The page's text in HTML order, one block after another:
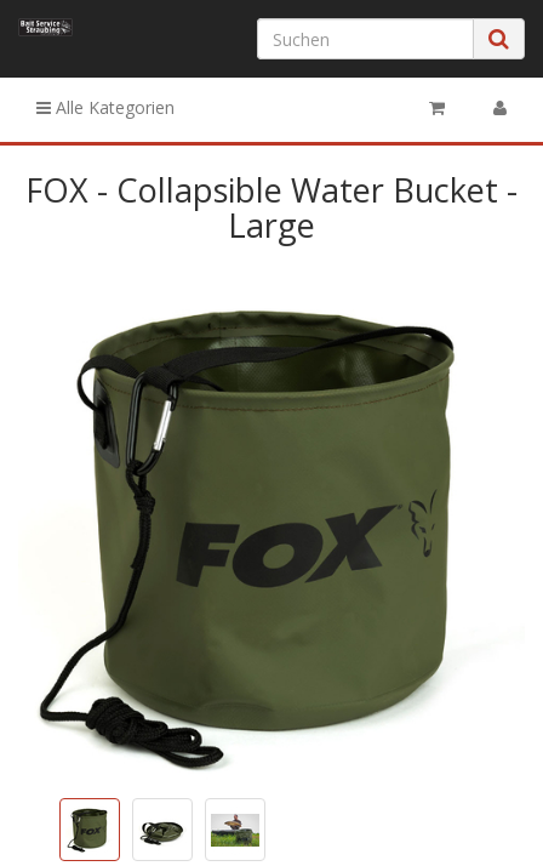
Alle Kategorien
FOX - Collapsible Water Bucket -
Large